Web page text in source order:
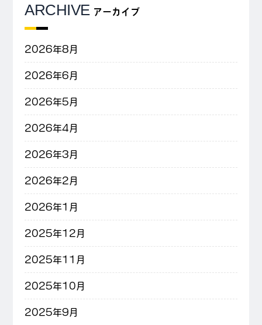
ARCHIVE アーカイブ
2026年8月
2026年6月
2026年5月
2026年4月
2026年3月
2026年2月
2026年1月
2025年12月
2025年11月
2025年10月
2025年9月